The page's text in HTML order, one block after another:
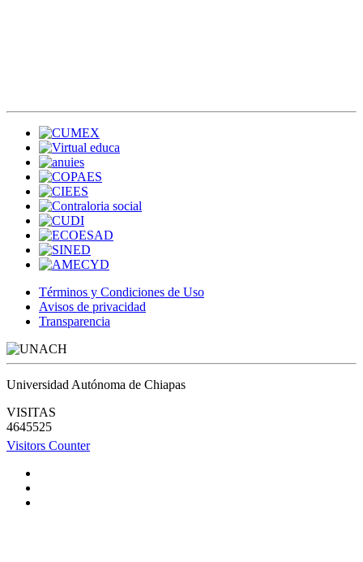
Términos y Condiciones de Uso
Avisos de privacidad
Transparencia
Universidad Autónoma de Chiapas
VISITAS
4645525
Visitors Counter